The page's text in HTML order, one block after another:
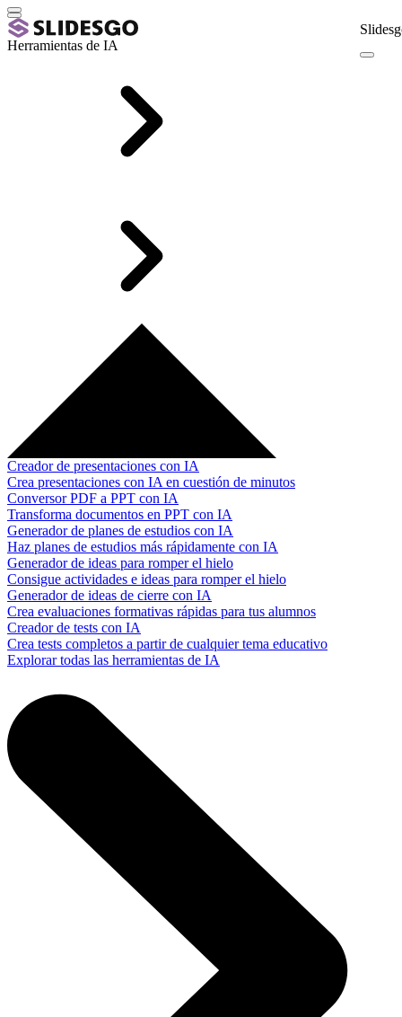
Herramientas de IA
Creador de presentaciones con IA
Crea presentaciones con IA en cuestión de minutos
Conversor PDF a PPT con IA
Transforma documentos en PPT con IA
Generador de planes de estudios con IA
Haz planes de estudios más rápidamente con IA
Generador de ideas para romper el hielo
Consigue actividades e ideas para romper el hielo
Generador de ideas de cierre con IA
Crea evaluaciones formativas rápidas para tus alumnos
Creador de tests con IA
Crea tests completos a partir de cualquier tema educativo
Explorar todas las herramientas de IA